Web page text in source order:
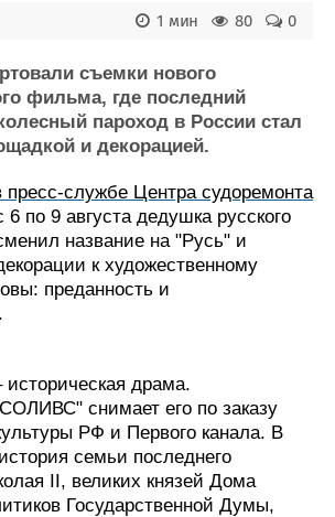
Торговая площадка
Доска объявлений
Продажа флота
Оборудование
Изделия
Материалы
Услуги
Галерея флота
Форум
Отзывы
Все службы
0
80
1 мин
съемки нового
фильма, где последний
пароход в России стал
и декорацией.
службе Центра судоремонта
по 9 августа дедушка русского
название на "Русь" и
к художественному
преданность и
драма.
снимает его по заказу
РФ и Первого канала. В
семьи последнего
II, великих князей Дома
Государственной Думы,